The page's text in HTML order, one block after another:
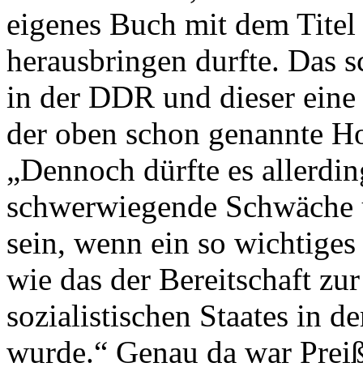
eigenes Buch mit dem
herausbringen durfte. Das
in der DDR und dieser
der oben schon genannte
„Dennoch dürfte es
schwerwiegende
sein, wenn ein so
wie das der Bereitschaft
sozialistischen Staates in
wurde.“ Genau da war